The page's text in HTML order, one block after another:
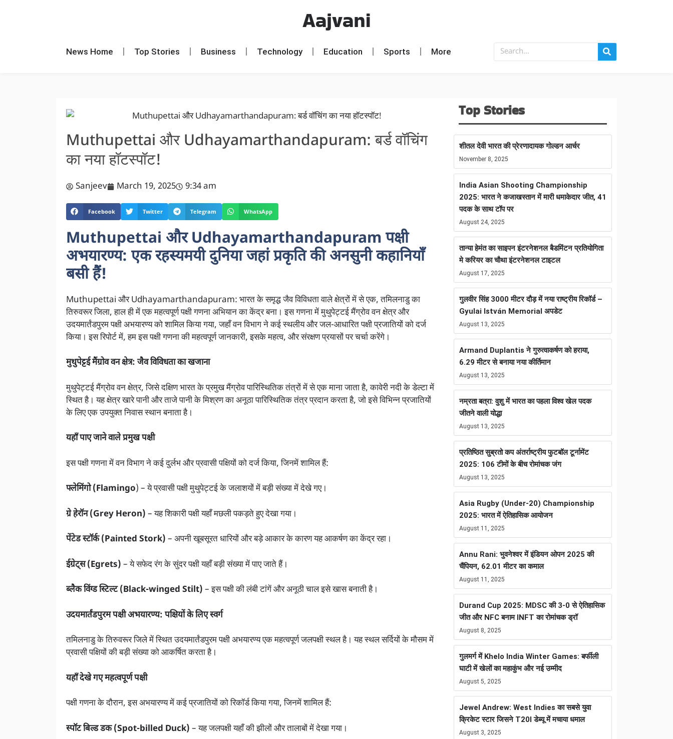
Aajvani
News Home Top Stories Business Technology Education Sports More
Muthupettai और Udhayamarthandapuram: बर्ड वॉचिंग
का नया हॉटस्पॉट!
Sanjeev March 19, 2025 9:34 am
Facebook Twitter Telegram WhatsApp
Muthupettai और Udhayamarthandapuram पक्षी
अभयारण्य: एक रहस्यमयी दुनिया जहां प्रकृति की अनसुनी कहानियाँ
बसी हैं!
Muthupettai और Udhayamarthandapuram: भारत के समृद्ध जैव विविधता वाले क्षेत्रों में से एक, तमिलनाडु का
तिरुवरूर जिला, हाल ही में एक महत्वपूर्ण पक्षी गणना अभियान का केंद्र बना। इस गणना में मुथुपेट्टई मैंग्रोव वन क्षेत्र और
उदयमार्तंडपुरम पक्षी अभयारण्य को शामिल किया गया, जहाँ वन विभाग ने कई स्थलीय और जल-आधारित पक्षी प्रजातियों को दर्ज
किया। इस रिपोर्ट में, हम इस पक्षी गणना की महत्वपूर्ण जानकारी, इसके महत्व, और संरक्षण प्रयासों पर चर्चा करेंगे।
मुथुपेट्टई मैंग्रोव वन क्षेत्र: जैव विविधता का खजाना
मुथुपेट्टई मैंग्रोव वन क्षेत्र, जिसे दक्षिण भारत के प्रमुख मैंग्रोव पारिस्थितिक तंत्रों में से एक माना जाता है, कावेरी नदी के डेल्टा में
स्थित है। यह क्षेत्र खारे पानी और ताजे पानी के मिश्रण का अनूठा पारिस्थितिक तंत्र प्रदान करता है, जो इसे विभिन्न प्रजातियों
के लिए एक उपयुक्त निवास स्थान बनाता है।
यहाँ पाए जाने वाले प्रमुख पक्षी
इस पक्षी गणना में वन विभाग ने कई दुर्लभ और प्रवासी पक्षियों को दर्ज किया, जिनमें शामिल हैं:
फ्लेमिंगो (Flamingo) – ये प्रवासी पक्षी मुथुपेट्टई के जलाशयों में बड़ी संख्या में देखे गए।
ग्रे हेरॉन (Grey Heron) – यह शिकारी पक्षी यहाँ मछली पकड़ते हुए देखा गया।
पेंटेड स्टॉर्क (Painted Stork) – अपनी खूबसूरत धारियों और बड़े आकार के कारण यह आकर्षण का केंद्र रहा।
ईग्रेट्स (Egrets) – ये सफेद रंग के सुंदर पक्षी यहाँ बड़ी संख्या में पाए जाते हैं।
ब्लैक विंग्ड स्टिल्ट (Black-winged Stilt) – इस पक्षी की लंबी टांगें और अनूठी चाल इसे खास बनाती है।
उदयमार्तंडपुरम पक्षी अभयारण्य: पक्षियों के लिए स्वर्ग
तमिलनाडु के तिरुवरूर जिले में स्थित उदयमार्तंडपुरम पक्षी अभयारण्य एक महत्वपूर्ण जलपक्षी स्थल है। यह स्थल सर्दियों के मौसम में
प्रवासी पक्षियों की बड़ी संख्या को आकर्षित करता है।
यहाँ देखे गए महत्वपूर्ण पक्षी
पक्षी गणना के दौरान, इस अभयारण्य में कई प्रजातियों को रिकॉर्ड किया गया, जिनमें शामिल हैं:
स्पॉट बिल्ड डक (Spot-billed Duck) – यह जलपक्षी यहाँ की झीलों और तालाबों में देखा गया।
Top Stories
शीतल देवी भारत की प्रेरणादायक गोल्डन आर्चर
November 8, 2025
India Asian Shooting Championship
2025: भारत ने कजाखस्तान में मारी धमाकेदार जीत, 41
पदक के साथ टॉप पर
August 24, 2025
तान्या हेमंत का साइपन इंटरनेशनल बैडमिंटन प्रतियोगिता
मे करियर का चौथा इंटरनेशनल टाइटल
August 17, 2025
गुलवीर सिंह 3000 मीटर दौड़ में नया राष्ट्रीय रिकॉर्ड –
Gyulai István Memorial अपडेट
August 13, 2025
Armand Duplantis ने गुरुत्वाकर्षण को हराया,
6.29 मीटर से बनाया नया कीर्तिमान
August 13, 2025
नम्रता बत्रा: वुशु में भारत का पहला विश्व खेल पदक
जीतने वाली योद्धा
August 13, 2025
प्रतिष्ठित सुब्रतो कप अंतर्राष्ट्रीय फुटबॉल टूर्नामेंट
2025: 106 टीमों के बीच रोमांचक जंग
August 13, 2025
Asia Rugby (Under-20) Championship
2025: भारत में ऐतिहासिक आयोजन
August 11, 2025
Annu Rani: भुवनेश्वर में इंडियन ओपन 2025 की
चैंपियन, 62.01 मीटर का कमाल
August 11, 2025
Durand Cup 2025: MDSC की 3-0 से ऐतिहासिक
जीत और NFC बनाम INFT का रोमांचक ड्रॉ
August 8, 2025
गुलमर्ग में Khelo India Winter Games: बर्फीली
घाटी में खेलों का महाकुंभ और नई उम्मीद
August 5, 2025
Jewel Andrew: West Indies का सबसे युवा
क्रिकेट स्टार जिसने T20I डेब्यू में मचाया धमाल
August 3, 2025